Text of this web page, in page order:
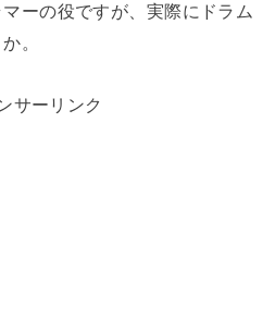
ーの役ですが、実際にドラム
。
サーリンク